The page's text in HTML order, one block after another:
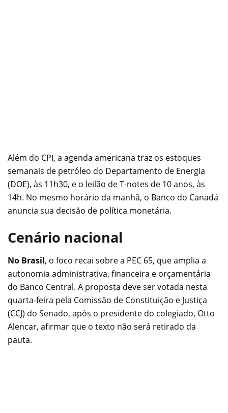
Além do CPI, a agenda americana traz os estoques
semanais de petróleo do Departamento de Energia
(DOE), às 11h30, e o leilão de T-notes de 10 anos, às
14h. No mesmo horário da manhã, o Banco do Canadá
anuncia sua decisão de política monetária.
Cenário nacional
No Brasil, o foco recai sobre a PEC 65, que amplia a
autonomia administrativa, financeira e orçamentária
do Banco Central. A proposta deve ser votada nesta
quarta-feira pela Comissão de Constituição e Justiça
(CCJ) do Senado, após o presidente do colegiado, Otto
Alencar, afirmar que o texto não será retirado da
pauta.